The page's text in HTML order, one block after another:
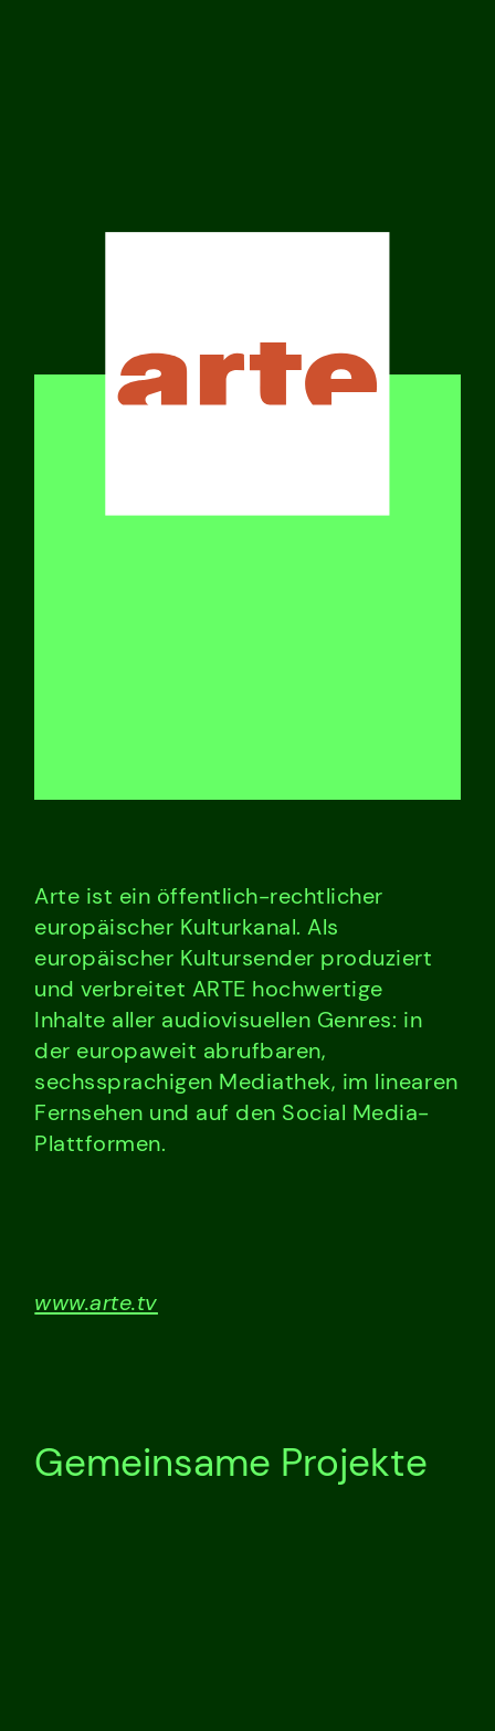
Arte ist ein öffentlich-rechtlicher
europäischer Kulturkanal. Als
europäischer Kultursender produziert
und verbreitet ARTE hochwertige
Inhalte aller audiovisuellen Genres: in
der europaweit abrufbaren,
sechssprachigen Mediathek, im linearen
Fernsehen und auf den Social Media-
Plattformen.
www.arte.tv
Gemeinsame Projekte